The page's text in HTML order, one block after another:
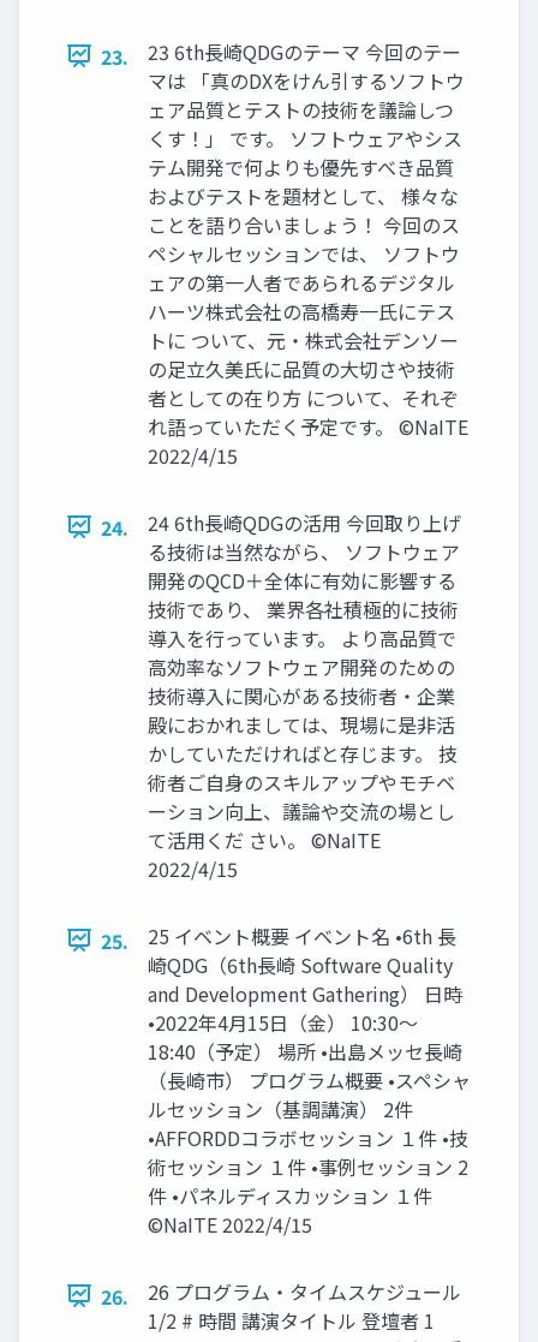
23.
23 6th長崎QDGのテーマ 今回のテー
マは 「真のDXをけん引するソフトウ
ェア品質とテストの技術を議論しつ
くす！」 です。 ソフトウェアやシス
テム開発で何よりも優先すべき品質
およびテストを題材として、 様々な
ことを語り合いましょう！ 今回のス
ペシャルセッションでは、 ソフトウ
ェアの第一人者であられるデジタル
ハーツ株式会社の高橋寿一氏にテス
トに ついて、元・株式会社デンソー
の足立久美氏に品質の大切さや技術
者としての在り方 について、それぞ
れ語っていただく予定です。 ©NaITE
2022/4/15
24.
24 6th長崎QDGの活用 今回取り上げ
る技術は当然ながら、 ソフトウェア
開発のQCD＋全体に有効に影響する
技術であり、 業界各社積極的に技術
導入を行っています。 より高品質で
高効率なソフトウェア開発のための
技術導入に関心がある技術者・企業
殿におかれましては、現場に是非活
かしていただければと存じます。 技
術者ご自身のスキルアップやモチベ
ーション向上、議論や交流の場とし
て活用くだ さい。 ©NaITE
2022/4/15
25.
25 イベント概要 イベント名 •6th 長
崎QDG（6th長崎 Software Quality
and Development Gathering） 日時
•2022年4月15日（金） 10:30～
18:40（予定） 場所 •出島メッセ長崎
（長崎市） プログラム概要 •スペシャ
ルセッション（基調講演） 2件
•AFFORDDコラボセッション １件 •技
術セッション １件 •事例セッション 2
件 •パネルディスカッション １件
©NaITE 2022/4/15
26.
26 プログラム・タイムスケジュール
1/2 # 時間 講演タイトル 登壇者 1